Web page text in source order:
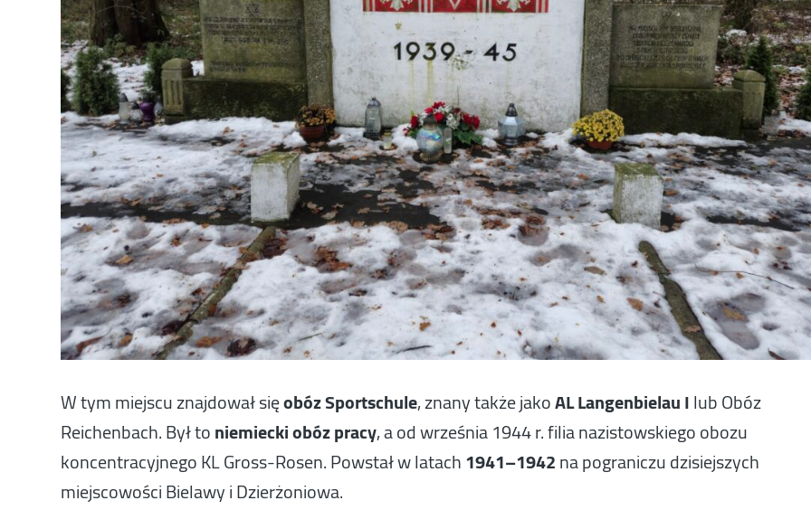
W tym miejscu znajdował sięobóz Sportschule, znany także jakoAL Langenbielau Ilub Obóz
Reichenbach. Był toniemiecki obóz pracy, a od września 1944 r. filia nazistowskiego obozu
koncentracyjnego KL Gross-Rosen. Powstał w latach1941–1942na pograniczu dzisiejszych
miejscowości Bielawy i Dzierżoniowa.